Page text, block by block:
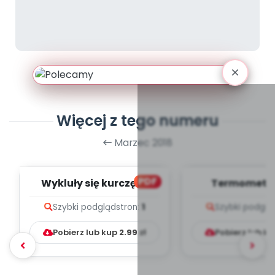
Więcej z tego numeru
Marzec 2018
PDF
Wykluły się kurczęta
Szybki podglądstron: 1
Pobierz lub kup 2.99 zł
Szybki
Pobierz lub